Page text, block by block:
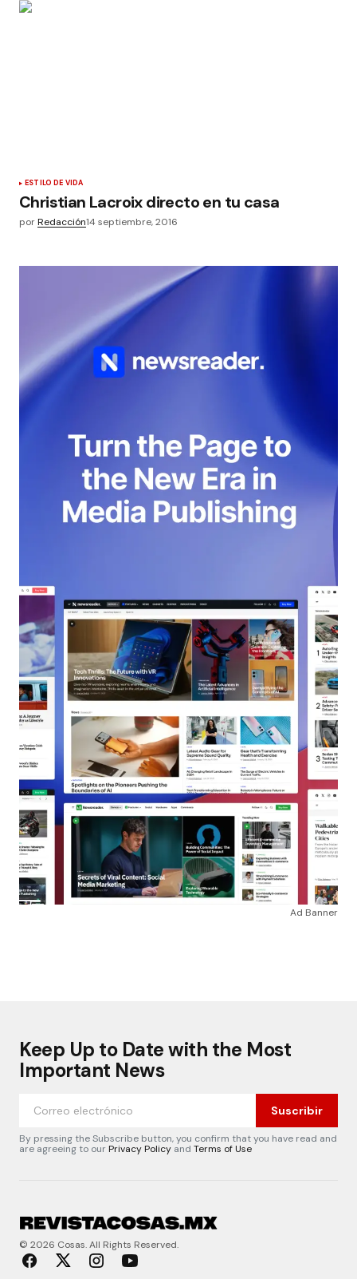
ESTILO DE VIDA
Christian Lacroix directo en tu casa
porRedacción14 septiembre, 2016
Ad Banner
Keep Up to Date with the Most
Important News
Suscribir
By pressing the Subscribe button, you confirm that you have read and
are agreeing to ourPrivacy Policy and Terms of Use
© 2026 Cosas. All Rights Reserved.